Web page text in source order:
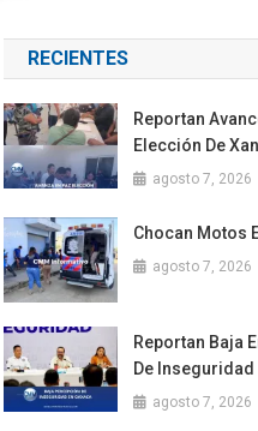
RECIENTES
Reportan
Elección De
agosto 7, 2026
Chocan Motos
agosto 7, 2026
Reportan Baja
De Inseguridad
agosto 7, 2026